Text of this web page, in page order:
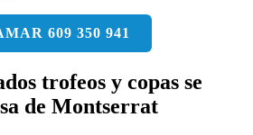
609 350 941
trofeos y copas se
de Montserrat